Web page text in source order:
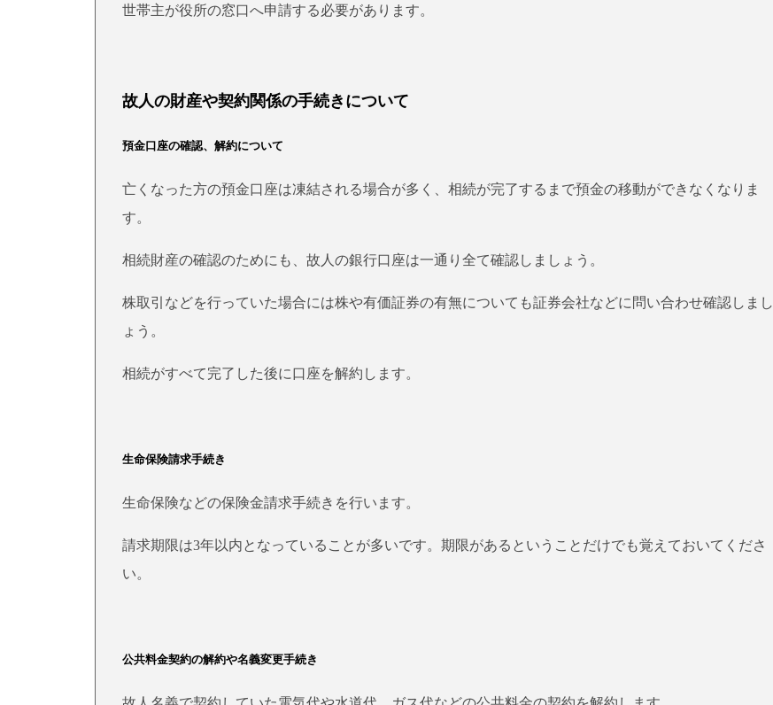
世帯主が役所の窓口へ申請する必要があります。
故人の財産や契約関係の手続きについて
預金口座の確認、解約について
亡くなった方の預金口座は凍結される場合が多く、相続が完了するまで預金の移動ができなくなりま
す。
相続財産の確認のためにも、故人の銀行口座は一通り全て確認しましょう。
株取引などを行っていた場合には株や有価証券の有無についても証券会社などに問い合わせ確認しまし
ょう。
相続がすべて完了した後に口座を解約します。
生命保険請求手続き
生命保険などの保険金請求手続きを行います。
請求期限は3年以内となっていることが多いです。期限があるということだけでも覚えておいてくださ
い。
公共料金契約の解約や名義変更手続き